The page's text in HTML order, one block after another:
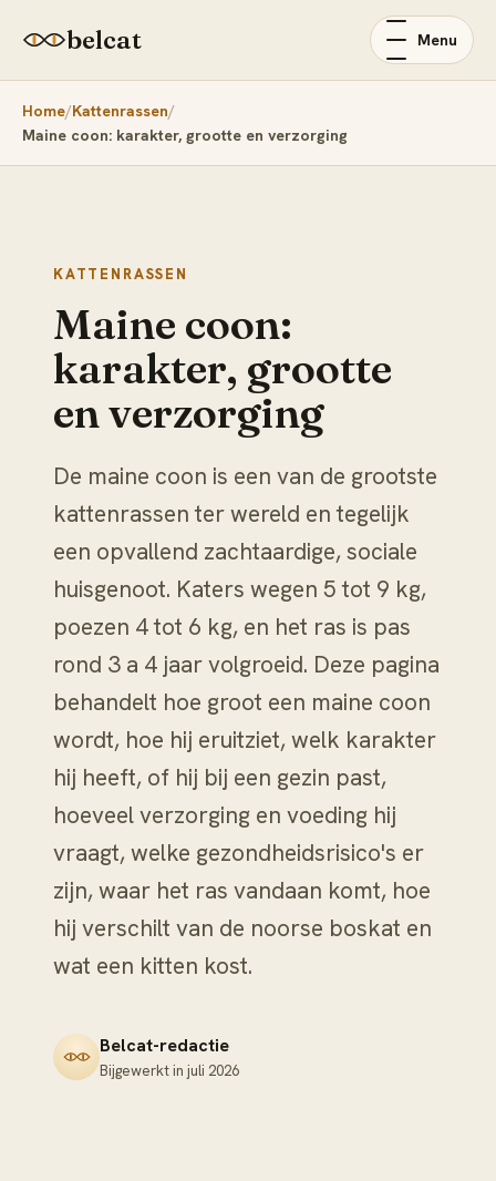
belcat Menu
Home Kattenrassen
Maine coon: karakter, grootte en verzorging
KATTENRASSEN
Maine coon:
karakter, grootte
en verzorging
De maine coon is een van de grootste
kattenrassen ter wereld en tegelijk
een opvallend zachtaardige, sociale
huisgenoot. Katers wegen 5 tot 9 kg,
poezen 4 tot 6 kg, en het ras is pas
rond 3 a 4 jaar volgroeid. Deze pagina
behandelt hoe groot een maine coon
wordt, hoe hij eruitziet, welk karakter
hij heeft, of hij bij een gezin past,
hoeveel verzorging en voeding hij
vraagt, welke gezondheidsrisico's er
zijn, waar het ras vandaan komt, hoe
hij verschilt van de noorse boskat en
wat een kitten kost.
Belcat-redactie
Bijgewerkt in juli 2026